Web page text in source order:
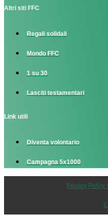
Altri siti FFC
Regali solidali
Mondo FFC
1 su 30
Lasciti testamentari
Link utili
Diventa volontario
Campagna 5x1000
Privacy Policy